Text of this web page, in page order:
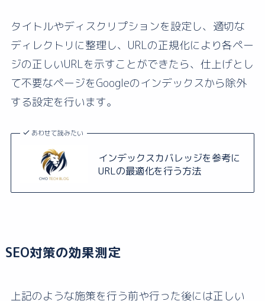
タイトルやディスクリプションを設定し、適切な
ディレクトリに整理し、URLの正規化により各ペー
ジの正しいURLを示すことができたら、仕上げとし
て不要なページをGoogleのインデックスから除外
する設定を行います。
あわせて読みたい
インデックスカバレッジを参考に
URLの最適化を行う方法
SEO対策の効果測定
上記のような施策を行う前や行った後には正しい